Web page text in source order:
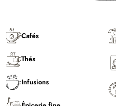
Cafés
Thés
Infusions